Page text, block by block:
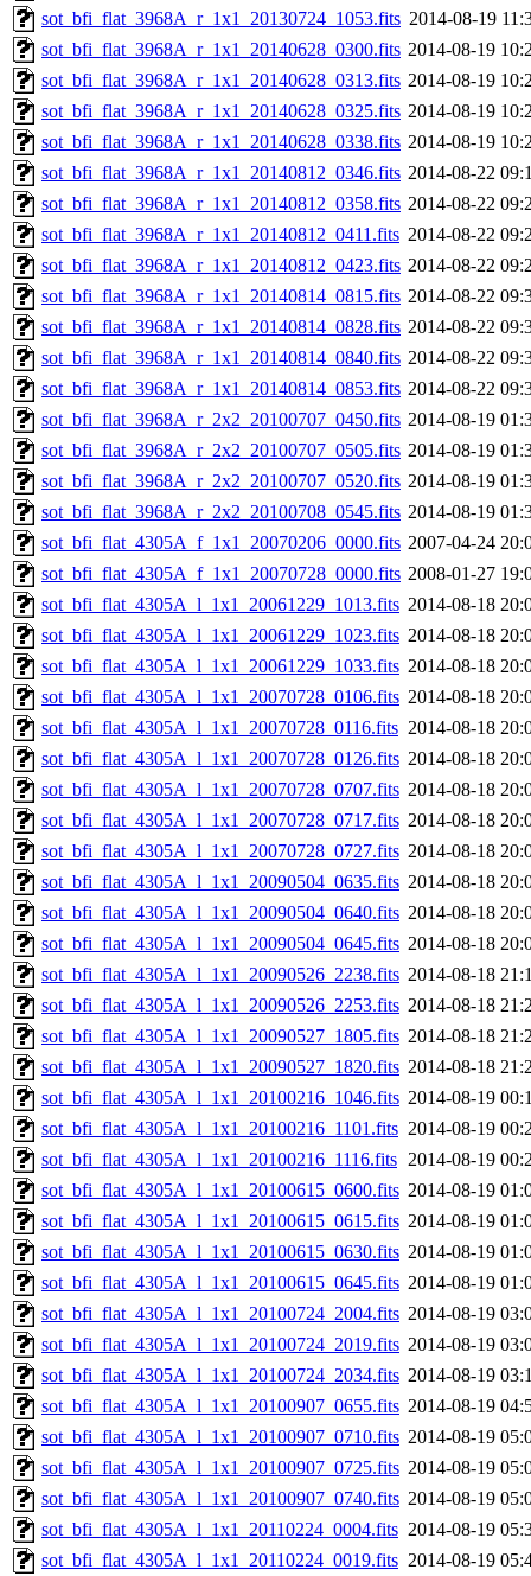
sot_bfi_flat_3968A_r_1x1_20130724_1053.fits 2014-08-19
sot_bfi_flat_3968A_r_1x1_20140628_0300.fits 2014-08-19
sot_bfi_flat_3968A_r_1x1_20140628_0313.fits 2014-08-19
sot_bfi_flat_3968A_r_1x1_20140628_0325.fits 2014-08-19
sot_bfi_flat_3968A_r_1x1_20140628_0338.fits 2014-08-19
sot_bfi_flat_3968A_r_1x1_20140812_0346.fits 2014-08-22
sot_bfi_flat_3968A_r_1x1_20140812_0358.fits 2014-08-22
sot_bfi_flat_3968A_r_1x1_20140812_0411.fits 2014-08-22
sot_bfi_flat_3968A_r_1x1_20140812_0423.fits 2014-08-22
sot_bfi_flat_3968A_r_1x1_20140814_0815.fits 2014-08-22
sot_bfi_flat_3968A_r_1x1_20140814_0828.fits 2014-08-22
sot_bfi_flat_3968A_r_1x1_20140814_0840.fits 2014-08-22
sot_bfi_flat_3968A_r_1x1_20140814_0853.fits 2014-08-22
sot_bfi_flat_3968A_r_2x2_20100707_0450.fits 2014-08-19
sot_bfi_flat_3968A_r_2x2_20100707_0505.fits 2014-08-19
sot_bfi_flat_3968A_r_2x2_20100707_0520.fits 2014-08-19
sot_bfi_flat_3968A_r_2x2_20100708_0545.fits 2014-08-19
sot_bfi_flat_4305A_f_1x1_20070206_0000.fits 2007-04-24
sot_bfi_flat_4305A_f_1x1_20070728_0000.fits 2008-01-27
sot_bfi_flat_4305A_l_1x1_20061229_1013.fits 2014-08-18
sot_bfi_flat_4305A_l_1x1_20061229_1023.fits 2014-08-18
sot_bfi_flat_4305A_l_1x1_20061229_1033.fits 2014-08-18
sot_bfi_flat_4305A_l_1x1_20070728_0106.fits 2014-08-18
sot_bfi_flat_4305A_l_1x1_20070728_0116.fits 2014-08-18
sot_bfi_flat_4305A_l_1x1_20070728_0126.fits 2014-08-18
sot_bfi_flat_4305A_l_1x1_20070728_0707.fits 2014-08-18
sot_bfi_flat_4305A_l_1x1_20070728_0717.fits 2014-08-18
sot_bfi_flat_4305A_l_1x1_20070728_0727.fits 2014-08-18
sot_bfi_flat_4305A_l_1x1_20090504_0635.fits 2014-08-18
sot_bfi_flat_4305A_l_1x1_20090504_0640.fits 2014-08-18
sot_bfi_flat_4305A_l_1x1_20090504_0645.fits 2014-08-18
sot_bfi_flat_4305A_l_1x1_20090526_2238.fits 2014-08-18
sot_bfi_flat_4305A_l_1x1_20090526_2253.fits 2014-08-18
sot_bfi_flat_4305A_l_1x1_20090527_1805.fits 2014-08-18
sot_bfi_flat_4305A_l_1x1_20090527_1820.fits 2014-08-18
sot_bfi_flat_4305A_l_1x1_20100216_1046.fits 2014-08-19
sot_bfi_flat_4305A_l_1x1_20100216_1101.fits 2014-08-19
sot_bfi_flat_4305A_l_1x1_20100216_1116.fits 2014-08-19
sot_bfi_flat_4305A_l_1x1_20100615_0600.fits 2014-08-19
sot_bfi_flat_4305A_l_1x1_20100615_0615.fits 2014-08-19
sot_bfi_flat_4305A_l_1x1_20100615_0630.fits 2014-08-19
sot_bfi_flat_4305A_l_1x1_20100615_0645.fits 2014-08-19
sot_bfi_flat_4305A_l_1x1_20100724_2004.fits 2014-08-19
sot_bfi_flat_4305A_l_1x1_20100724_2019.fits 2014-08-19
sot_bfi_flat_4305A_l_1x1_20100724_2034.fits 2014-08-19
sot_bfi_flat_4305A_l_1x1_20100907_0655.fits 2014-08-19
sot_bfi_flat_4305A_l_1x1_20100907_0710.fits 2014-08-19
sot_bfi_flat_4305A_l_1x1_20100907_0725.fits 2014-08-19
sot_bfi_flat_4305A_l_1x1_20100907_0740.fits 2014-08-19
sot_bfi_flat_4305A_l_1x1_20110224_0004.fits 2014-08-19
sot_bfi_flat_4305A_l_1x1_20110224_0019.fits 2014-08-19